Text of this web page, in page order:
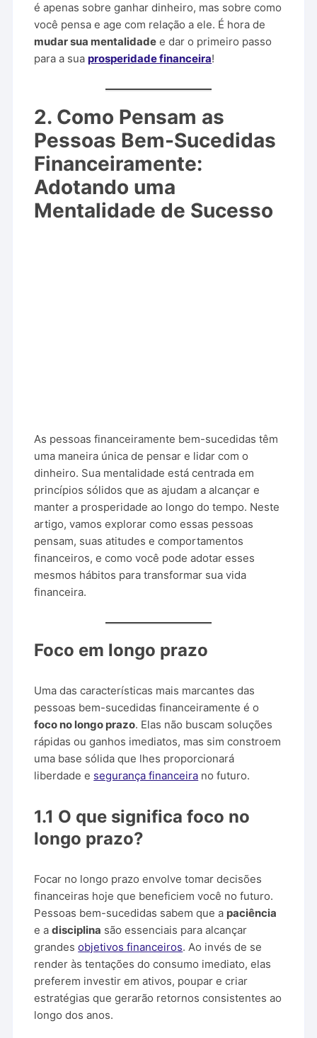
é apenas sobre ganhar dinheiro, mas sobre como
você pensa e age com relação a ele. É hora de
mudar sua mentalidade e dar o primeiro passo
para a suaprosperidade financeira!
2. Como Pensam as
Pessoas Bem-Sucedidas
Financeiramente:
Adotando uma
Mentalidade de Sucesso
As pessoas financeiramente bem-sucedidas têm
uma maneira única de pensar e lidar com o
dinheiro. Sua mentalidade está centrada em
princípios sólidos que as ajudam a alcançar e
manter a prosperidade ao longo do tempo. Neste
artigo, vamos explorar como essas pessoas
pensam, suas atitudes e comportamentos
financeiros, e como você pode adotar esses
mesmos hábitos para transformar sua vida
financeira.
Foco em longo prazo
Uma das características mais marcantes das
pessoas bem-sucedidas financeiramente é o
foco no longo prazo. Elas não buscam soluções
rápidas ou ganhos imediatos, mas sim constroem
uma base sólida que lhes proporcionará
liberdade e segurança financeira no futuro.
1.1 O que significa foco no
longo prazo?
Focar no longo prazo envolve tomar decisões
financeiras hoje que beneficiem você no futuro.
Pessoas bem-sucedidas sabem que a paciência
e adisciplina são essenciais para alcançar
grandesobjetivos financeiros. Ao invés de se
render às tentações do consumo imediato, elas
preferem investir em ativos, poupar e criar
estratégias que gerarão retornos consistentes ao
longo dos anos.